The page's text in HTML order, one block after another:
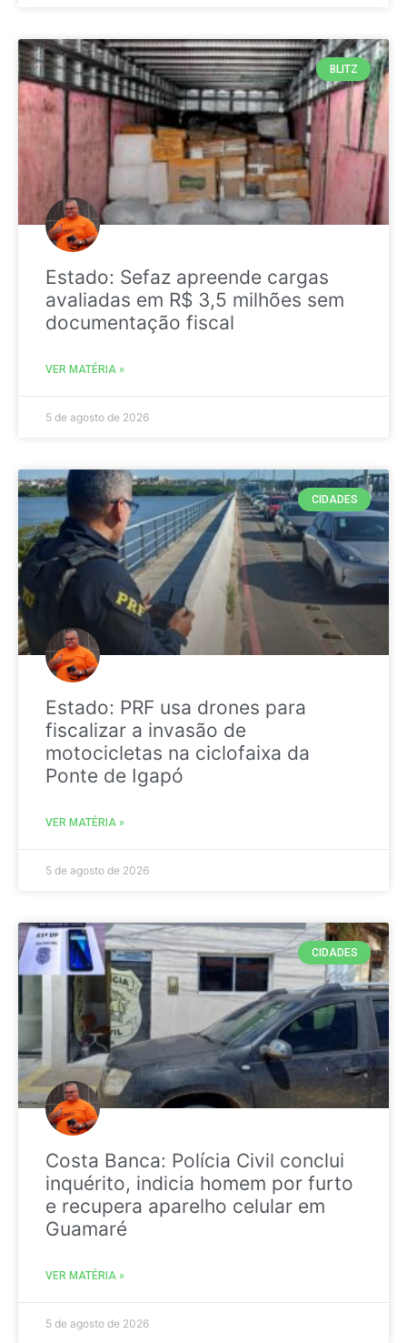
BLITZ
Estado: Sefaz apreende cargas
avaliadas em R$ 3,5 milhões sem
documentação fiscal
VER MATÉRIA »
5 de agosto de 2026
CIDADES
Estado: PRF usa drones para
fiscalizar a invasão de
motocicletas na ciclofaixa da
Ponte de Igapó
VER MATÉRIA »
5 de agosto de 2026
CIDADES
Costa Banca: Polícia Civil conclui
inquérito, indicia homem por furto
e recupera aparelho celular em
Guamaré
VER MATÉRIA »
5 de agosto de 2026